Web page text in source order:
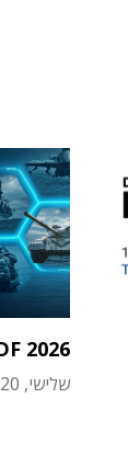
2026
שלישי, 20 באוקטובר 2026